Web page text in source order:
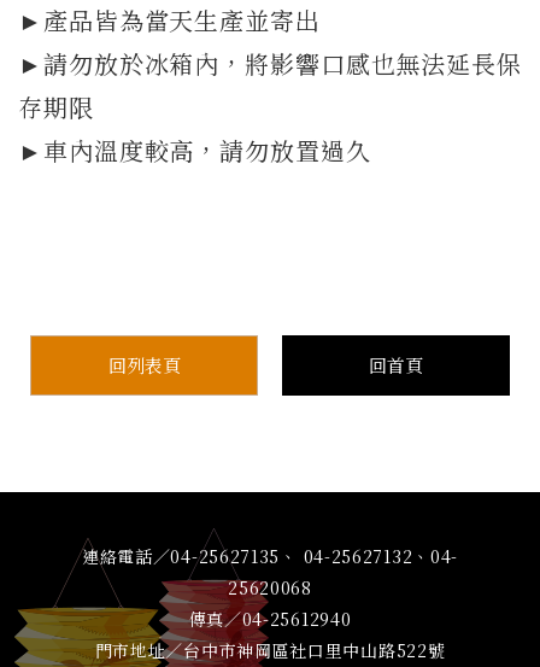
►產品皆為當天生產並寄出
►請勿放於冰箱內，將影響口感也無法延長保
存期限
►車內溫度較高，請勿放置過久
回列表頁 回首頁
連絡電話／04-25627135、 04-25627132、04-
25620068
傳真／04-25612940
門市地址／台中市神岡區社口里中山路522號